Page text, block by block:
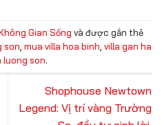
Gian Sống và được gắn thẻ
son mua villa hoa binh villa gan ha
luong son.
Shophouse Newtown
Legend: Vị trí vàng Trường